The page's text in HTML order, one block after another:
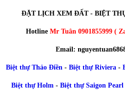
ĐẶT LỊCH XEM ĐẤT - BIỆT
Hotline Mr Tuân 0901855999 (
Email:
Biệt thự Thảo Điền- Biệt thự Riviera-
Biệt thự Holm- Biệt thự Saigon Pearl